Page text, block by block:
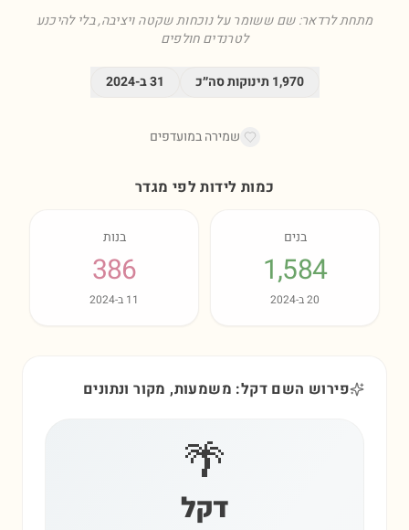
מתחת לרדאר: שם ששומר על נוכחות שקטה ויציבה, בלי להיכנע
לטרנדים חולפים
1,970 תינוקות סה״כ 31ב-2024
שמירה במועדפים
כמות לידות לפי מגדר
בנים
1,584
20ב-2024
בנות
386
11 ב-2024
פירוש השם דקל: משמעות, מקור ונתונים
🌴
דקל